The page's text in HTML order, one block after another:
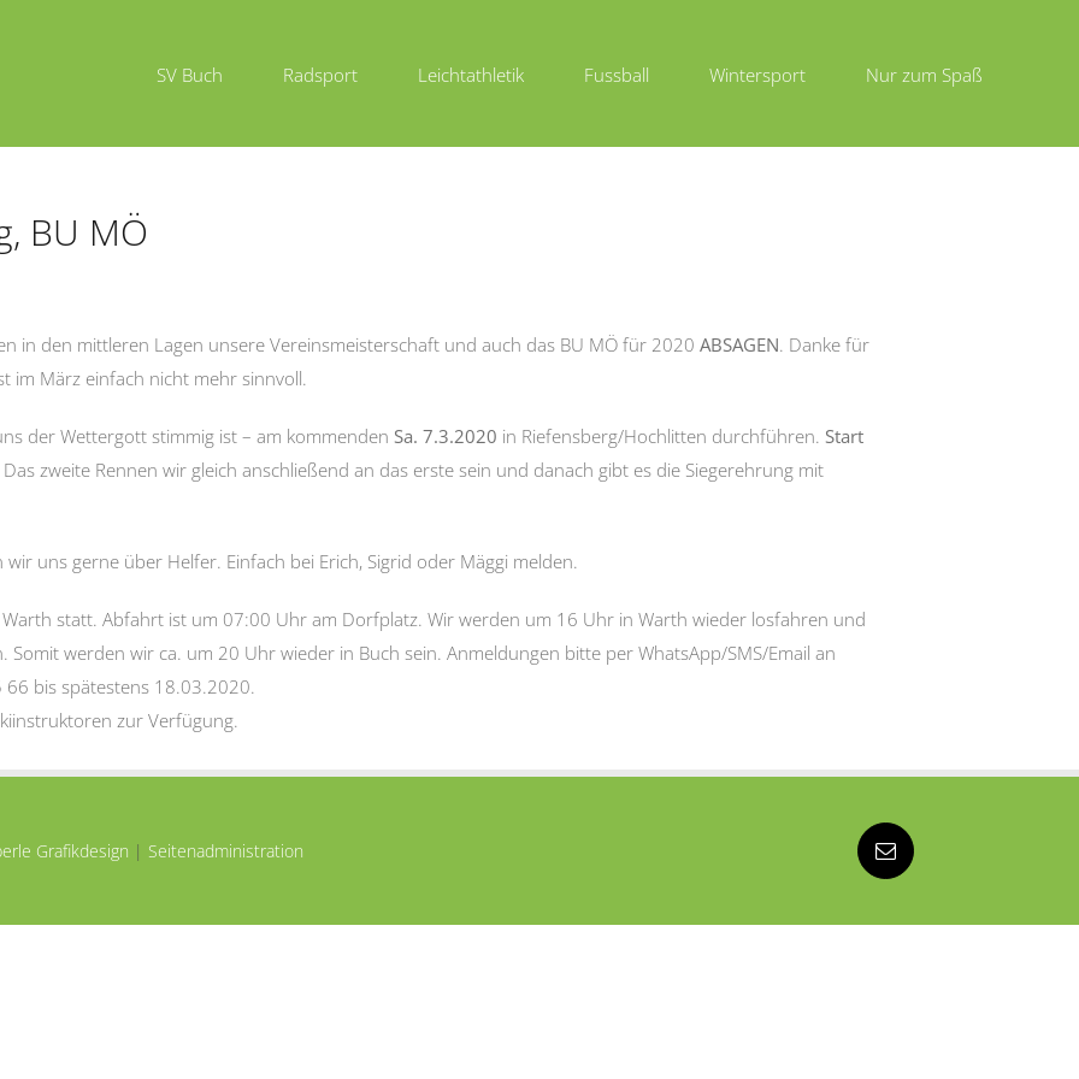
SV Buch Radsport Leichtathletik Fussball Wintersport Nur zum Spaß
BU MÖ
in den mittleren Lagen unsere Vereinsmeisterschaft und auch das BU MÖ für 2020ABSAGEN. Danke für
im März einfach nicht mehr sinnvoll.
der Wettergott stimmig ist – am kommenden Sa. 7.3.2020 in Riefensberg/Hochlitten durchführen. Start
zweite Rennen wir gleich anschließend an das erste sein und danach gibt es die Siegerehrung mit
uns gerne über Helfer. Einfach bei Erich, Sigrid oder Mäggi melden.
statt. Abfahrt ist um 07:00 Uhr am Dorfplatz. Wir werden um 16 Uhr in Warth wieder losfahren und
werden wir ca. um 20 Uhr wieder in Buch sein. Anmeldungen bitte per WhatsApp/SMS/Email an
bis spätestens 18.03.2020.
zur Verfügung.
Grafikdesign |Seitenadministration
E-
Mail